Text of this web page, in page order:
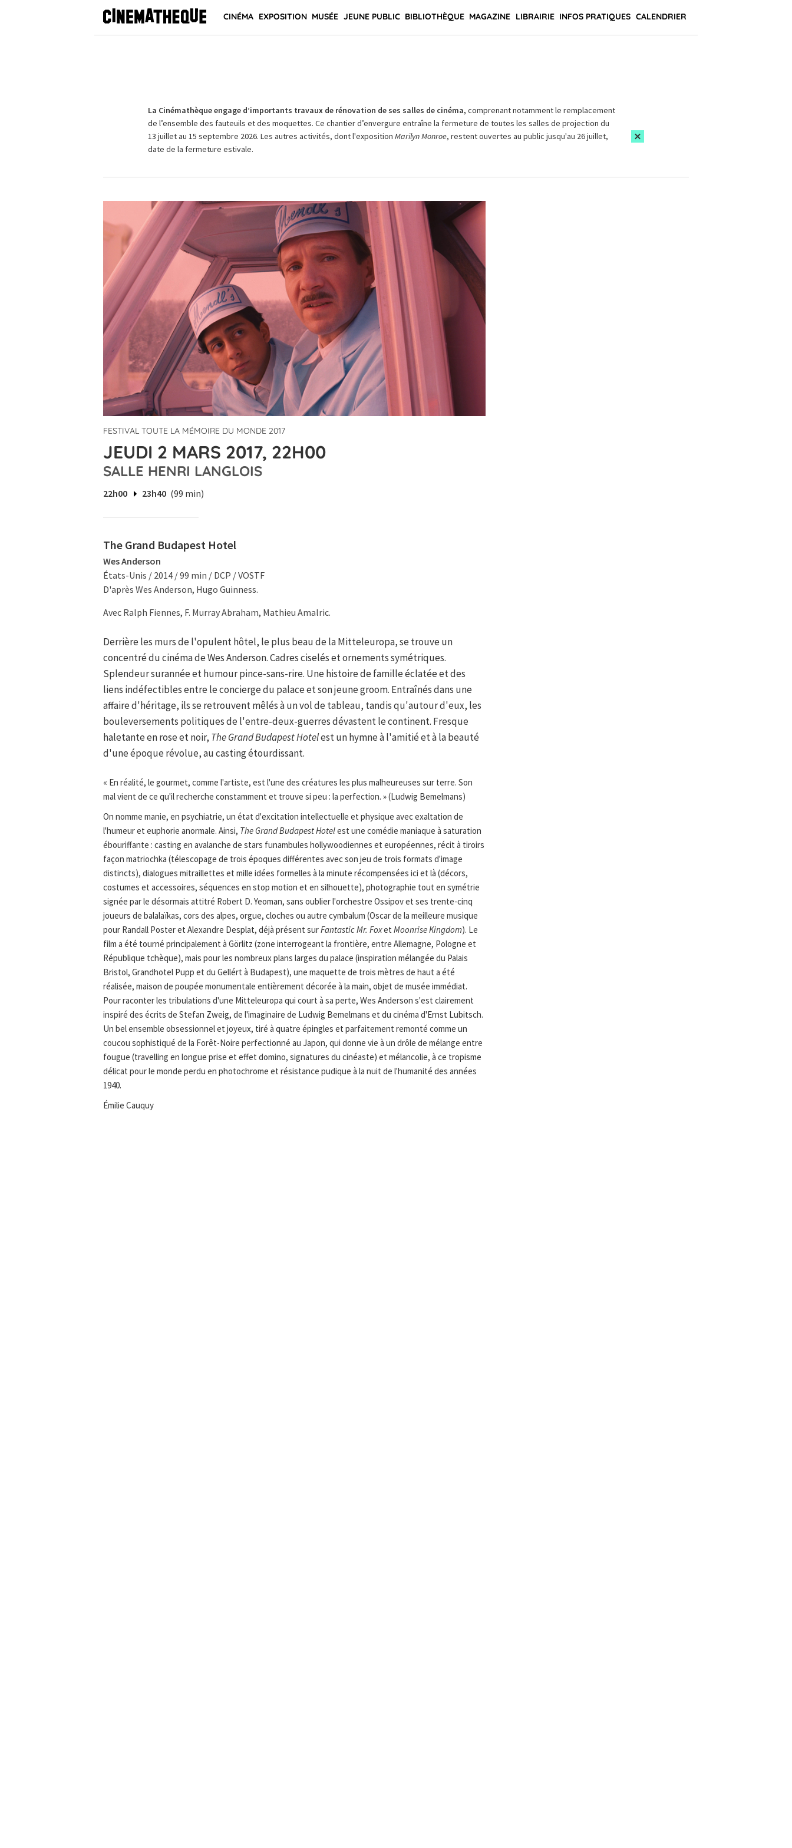
CINÉMA EXPOSITION MUSÉE JEUNE PUBLIC BIBLIOTHÈQUE MAGAZINE LIBRAIRIE INFOS PRATIQUES CALENDRIER
La Cinémathèque engage d’importants travaux de rénovation de ses salles de cinéma, comprenant notamment le remplacement
de l’ensemble des fauteuils et des moquettes. Ce chantier d’envergure entraîne la fermeture de toutes les salles de projection du
13 juillet au 15 septembre 2026. Les autres activités, dont l'exposition Marilyn Monroe, restent ouvertes au public jusqu'au 26 juillet,
date de la fermeture estivale.
FESTIVAL TOUTE LA MÉMOIRE DU MONDE 2017
JEUDI 2 MARS 2017, 22H00
SALLE HENRI LANGLOIS
22h00 23h40 (99 min)
The Grand Budapest Hotel
Wes Anderson
États-Unis / 2014 / 99 min / DCP / VOSTF
D'après Wes Anderson, Hugo Guinness.
Avec Ralph Fiennes, F. Murray Abraham, Mathieu Amalric.
Derrière les murs de l'opulent hôtel, le plus beau de la Mitteleuropa, se trouve un
concentré du cinéma de Wes Anderson. Cadres ciselés et ornements symétriques.
Splendeur surannée et humour pince-sans-rire. Une histoire de famille éclatée et des
liens indéfectibles entre le concierge du palace et son jeune groom. Entraînés dans une
affaire d'héritage, ils se retrouvent mêlés à un vol de tableau, tandis qu'autour d'eux, les
bouleversements politiques de l'entre-deux-guerres dévastent le continent. Fresque
haletante en rose et noir, The Grand Budapest Hotelest un hymne à l'amitié et à la beauté
d'une époque révolue, au casting étourdissant.
« En réalité, le gourmet, comme l'artiste, est l'une des créatures les plus malheureuses sur terre. Son
mal vient de ce qu'il recherche constamment et trouve si peu : la perfection. » (Ludwig Bemelmans)
On nomme manie, en psychiatrie, un état d'excitation intellectuelle et physique avec exaltation de
l'humeur et euphorie anormale. Ainsi, The Grand Budapest Hotelest une comédie maniaque à saturation
ébouriffante : casting en avalanche de stars funambules hollywoodiennes et européennes, récit à tiroirs
façon matriochka (télescopage de trois époques différentes avec son jeu de trois formats d'image
distincts), dialogues mitraillettes et mille idées formelles à la minute récompensées ici et là (décors,
costumes et accessoires, séquences en stop motion et en silhouette), photographie tout en symétrie
signée par le désormais attitré Robert D. Yeoman, sans oublier l'orchestre Ossipov et ses trente-cinq
joueurs de balalaïkas, cors des alpes, orgue, cloches ou autre cymbalum (Oscar de la meilleure musique
pour Randall Poster et Alexandre Desplat, déjà présent surFantastic Mr. Foxet Moonrise Kingdom). Le
film a été tourné principalement à Görlitz (zone interrogeant la frontière, entre Allemagne, Pologne et
République tchèque), mais pour les nombreux plans larges du palace (inspiration mélangée du Palais
Bristol, Grandhotel Pupp et du Gellért à Budapest), une maquette de trois mètres de haut a été
réalisée, maison de poupée monumentale entièrement décorée à la main, objet de musée immédiat.
Pour raconter les tribulations d'une Mitteleuropa qui court à sa perte, Wes Anderson s'est clairement
inspiré des écrits de Stefan Zweig, de l'imaginaire de Ludwig Bemelmans et du cinéma d'Ernst Lubitsch.
Un bel ensemble obsessionnel et joyeux, tiré à quatre épingles et parfaitement remonté comme un
coucou sophistiqué de la Forêt-Noire perfectionné au Japon, qui donne vie à un drôle de mélange entre
fougue (travelling en longue prise et effet domino, signatures du cinéaste) et mélancolie, à ce tropisme
délicat pour le monde perdu en photochrome et résistance pudique à la nuit de l'humanité des années
1940.
Émilie Cauquy